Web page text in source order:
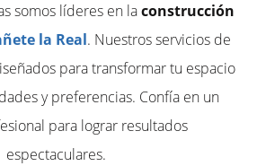
somos líderes en laconstrucción
la Real. Nuestros servicios de
para transformar tu espacio
y preferencias. Confía en un
para lograr resultados
espectaculares.